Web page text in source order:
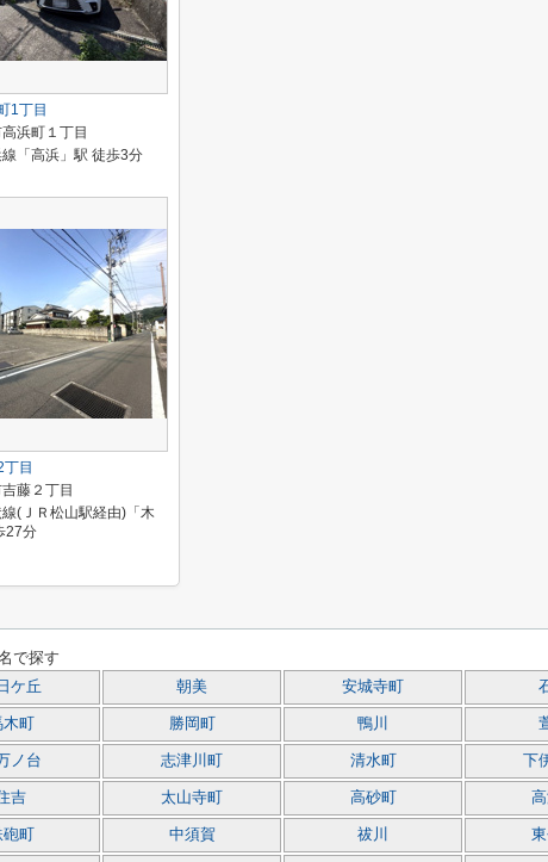
1丁目
浜町１丁目
「高浜」駅 徒歩3分
目
藤２丁目
(ＪＲ松山駅経由)「木
27分
で探す
ケ丘 朝美 安城寺町
町 勝岡町 鴨川
ノ台 志津川町 清水町 下
吉 太山寺町 高砂町 高
町 中須賀 祓川